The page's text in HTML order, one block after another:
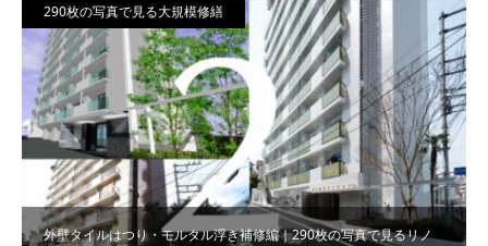
外壁タイルはつり・モルタル浮き補修編｜290枚の写真で見るリノ
290枚の写真で見る大規模修繕